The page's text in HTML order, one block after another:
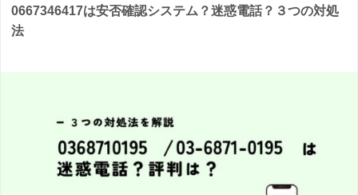
0667346417は安否確認システム？迷惑電話？３つの対処
法